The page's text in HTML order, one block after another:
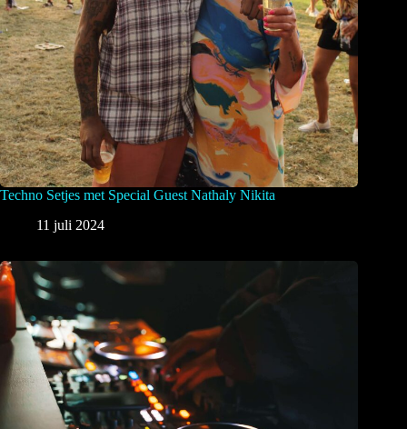
Techno Setjes met Special Guest Nathaly Nikita
11 juli 2024